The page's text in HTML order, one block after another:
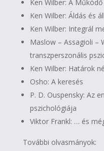
Ken Wilber: A
Ken Wilber: Áldás és
Ken Wilber: Integrál
Maslow – Assagioli –
transzperszonális
Ken Wilber: Határok
Osho: A keresés
P. D. Ouspensky: Az
pszichológiája
Viktor Frankl: … és
További olvasmányok: